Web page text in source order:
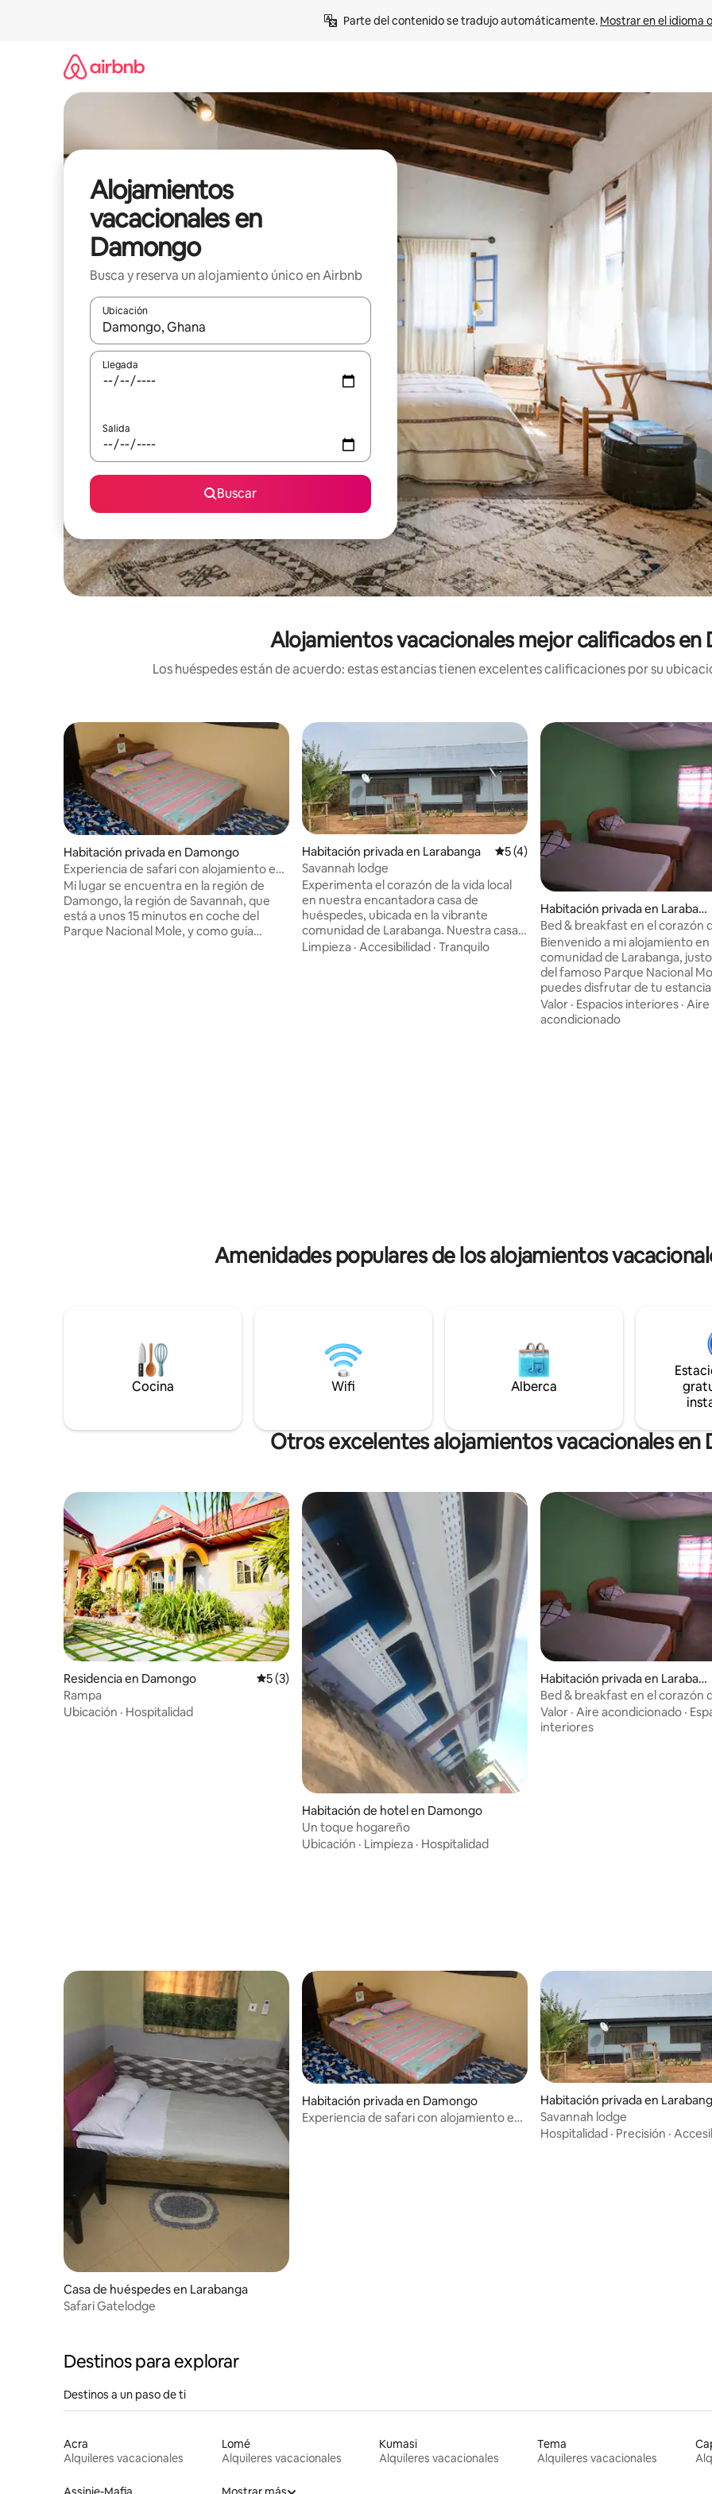
Parte del contenido se tradujo automáticamente. Mostrar en el idioma
Alojamientos
vacacionales en
Damongo
Busca y reserva un alojamiento único en Airbnb
Ubicación
Cuando los resultados estén disponibles, podrás navegar usando las teclas de las flechas hacia arriba y hacia abajo, o
Llegada
Salida
Buscar
Alojamientos vacacionales mejor calificados en
Los huéspedes están de acuerdo: estas estancias tienen excelentes calificaciones por su
Habitación privada en Damongo
Experiencia de safari con alojamiento en
una casa
Mi lugar se encuentra en la región de
Damongo, la región de Savannah, que
está a unos 15 minutos en coche del
Parque Nacional Mole, y como guía
Habitación privada en Larabanga Calificación promedio: 5 de 5; 4
5 (4)
Savannah lodge
Experimenta el corazón de la vida local
en nuestra encantadora casa de
huéspedes, ubicada en la vibrante
comunidad de Larabanga. Nuestra casa
de huéspedes opera una escuela
Limpieza · Accesibilidad · Tranquilo
Habitación privada en Laraban
ga
Bed & breakfast en el corazón
Larabanga
Bienvenido a mi alojamiento en
comunidad de Larabanga,
del famoso Parque Nacional
puedes disfrutar de tu
parque y visitarlo durante el
transporte al parque, a 15
Valor · Espacios interiores · Aire
acondicionado
Amenidades populares de los alojamientos
Cocina Wifi Alberca
Otros excelentes alojamientos vacacionales en
Residencia en Damongo Calificación promedio: 5 de 5; 3 evaluaciones
5 (3)
Rampa
Ubicación · Hospitalidad
Habitación de hotel en Damongo
Un toque hogareño
Ubicación · Limpieza · Hospitalidad
Habitación privada en Laraban
ga
Bed & breakfast en el corazón
Larabanga
Valor · Aire acondicionado ·
interiores
Casa de huéspedes en Larabanga
Safari Gatelodge
Habitación privada en Damongo
Experiencia de safari con alojamiento en
Habitación privada en
Savannah lodge
Hospitalidad · Precisión ·
Destinos para explorar
Destinos a un paso de ti
Acra
Alquileres vacacionales
Lomé
Alquileres vacacionales
Kumasi
Alquileres vacacionales
Tema
Alquileres vacacionales